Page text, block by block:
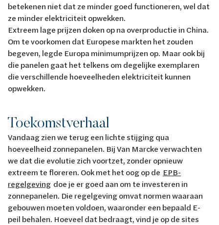
betekenen niet dat ze minder goed functioneren, wel dat
ze minder elektriciteit opwekken.
Extreem lage prijzen doken op na overproductie in China.
Om te voorkomen dat Europese markten het zouden
begeven, legde Europa minimumprijzen op. Maar ook bij
die panelen gaat het telkens om degelijke exemplaren
die verschillende hoeveelheden elektriciteit kunnen
opwekken.
Toekomstverhaal
Vandaag zien we terug een lichte stijging qua
hoeveelheid zonnepanelen. Bij Van Marcke verwachten
we dat die evolutie zich voortzet, zonder opnieuw
extreem te floreren. Ook met het oog op de EPB-
regelgeving doe je er goed aan om te investeren in
zonnepanelen. Die regelgeving omvat normen waaraan
gebouwen moeten voldoen, waaronder een bepaald E-
peil behalen. Hoeveel dat bedraagt, vind je op de sites